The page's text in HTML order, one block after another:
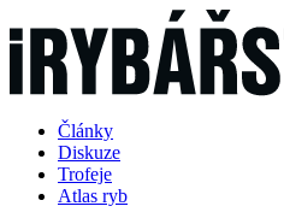
Články
Diskuze
Trofeje
Atlas ryb